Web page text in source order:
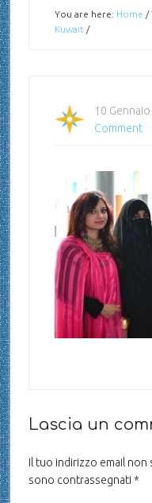
You are here: Home /
Kuwait /
10
Comment
Lascia un
Il tuo indirizzo email non
sono contrassegnati *